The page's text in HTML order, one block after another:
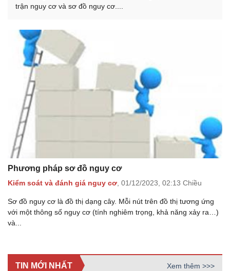
trận nguy cơ và sơ đồ nguy cơ....
Phương pháp sơ đồ nguy cơ
Kiểm soát và đánh giá nguy cơ, 01/12/2023, 02:13 Chiều
Sơ đồ nguy cơ là đồ thị dạng cây. Mỗi nút trên đồ thị tương ứng
với một thông số nguy cơ (tính nghiêm trọng, khả năng xảy ra…)
và...
TIN MỚI NHẤT Xem thêm >>>